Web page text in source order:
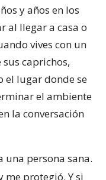
y años en los
al llegar a casa o
vives con un
caprichos,
el lugar donde se
el ambiente
la conversación
una persona sana.
protegió. Y si